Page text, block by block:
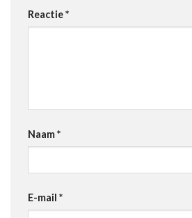
Reactie*
Naam*
E-mail *